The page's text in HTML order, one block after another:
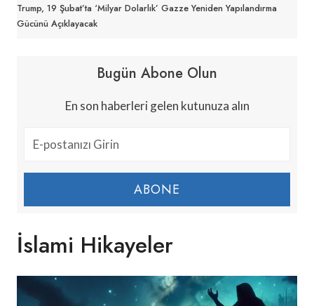
Trump, 19 Şubat’ta ‘milyar Dolarlık’ Gazze Yeniden Yapılandırma
Gücünü Açıklayacak
Bugün Abone Olun
En son haberleri gelen kutunuza alın
ABONE
İslami Hikayeler